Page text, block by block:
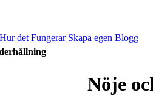
Hur det Fungerar Skapa egen Blogg
Nöje